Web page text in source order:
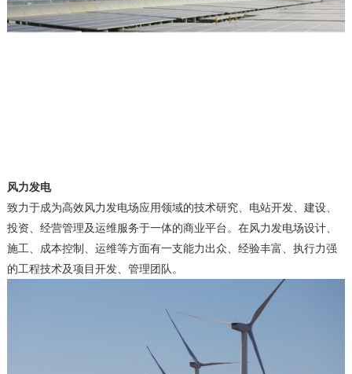
风力发电
致力于成为高效风力发电场应用领域的技术研究、电站开发、建设、
投资、经营管理及运维服务于一体的商业平台。在风力发电场设计、
施工、成本控制、运维等方面有一支能力出众、经验丰富、执行力强
的工程技术及项目开发、管理团队。